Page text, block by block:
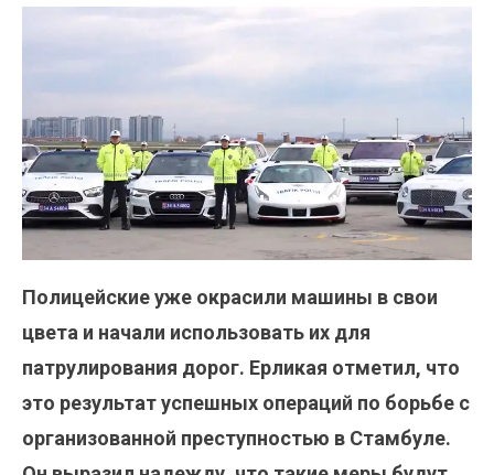
Полицейские уже окрасили машины в свои
цвета и начали использовать их для
патрулирования дорог. Ерликая отметил, что
это результат успешных операций по борьбе с
организованной преступностью в Стамбуле.